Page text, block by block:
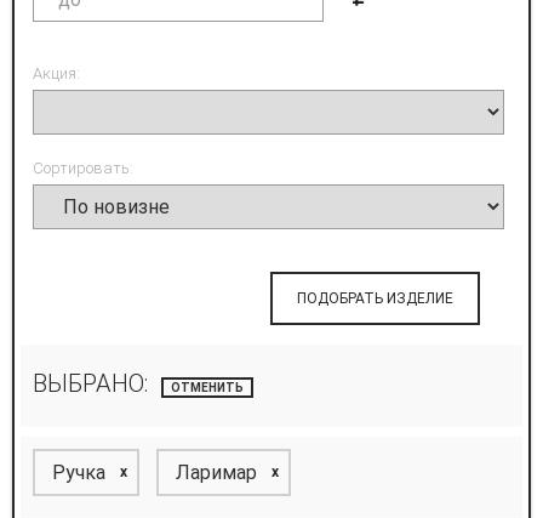
Акция:
Сортировать:
ПОДОБРАТЬ ИЗДЕЛИЕ
ВЫБРАНО: ОТМЕНИТЬ
Ручка x Ларимар x